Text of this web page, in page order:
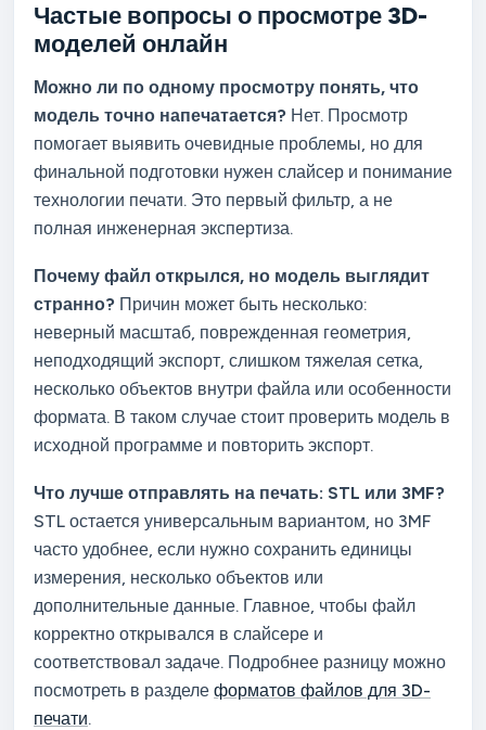
Частые вопросы о просмотре 3D-
моделей онлайн
Можно ли по одному просмотру понять, что
модель точно напечатается? Нет. Просмотр
помогает выявить очевидные проблемы, но для
финальной подготовки нужен слайсер и понимание
технологии печати. Это первый фильтр, а не
полная инженерная экспертиза.
Почему файл открылся, но модель выглядит
странно? Причин может быть несколько:
неверный масштаб, поврежденная геометрия,
неподходящий экспорт, слишком тяжелая сетка,
несколько объектов внутри файла или особенности
формата. В таком случае стоит проверить модель в
исходной программе и повторить экспорт.
Что лучше отправлять на печать: STL или 3MF?
STL остается универсальным вариантом, но 3MF
часто удобнее, если нужно сохранить единицы
измерения, несколько объектов или
дополнительные данные. Главное, чтобы файл
корректно открывался в слайсере и
соответствовал задаче. Подробнее разницу можно
посмотреть в разделе форматов файлов для 3D-
печати.